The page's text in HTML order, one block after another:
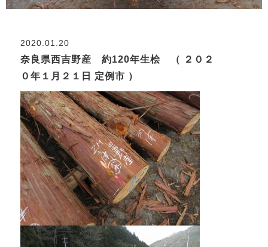
2020.01.20
奈良県西吉野産 約120年生桧 （ ２０２
０年１月２１日 定例市 ）